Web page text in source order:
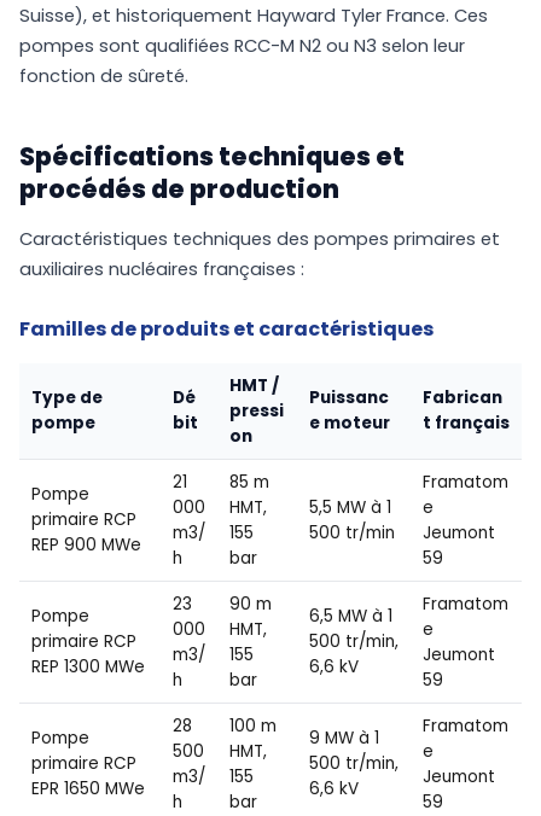
Suisse), et historiquement Hayward Tyler France. Ces
pompes sont qualifiées RCC-M N2 ou N3 selon leur
fonction de sûreté.
Spécifications techniques et
procédés de production
Caractéristiques techniques des pompes primaires et
auxiliaires nucléaires françaises :
Familles de produits et caractéristiques
Type de
pompe
Dé
bit
HMT /
pressi
on
Puissanc
e moteur
Fabrican
t français
Pompe
primaire RCP
REP 900 MWe
21
000
m3/
h
85 m
HMT,
155
bar
5,5 MW à 1
500 tr/min
Framatom
e
Jeumont
59
Pompe
primaire RCP
REP 1300 MWe
23
000
m3/
h
90 m
HMT,
155
bar
6,5 MW à 1
500 tr/min,
6,6 kV
Framatom
e
Jeumont
59
Pompe
primaire RCP
EPR 1650 MWe
28
500
m3/
h
100 m
HMT,
155
bar
9 MW à 1
500 tr/min,
6,6 kV
Framatom
e
Jeumont
59